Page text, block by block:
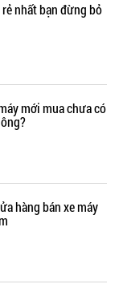
nhất bạn đừng bỏ
mới mua chưa có
hàng bán xe máy